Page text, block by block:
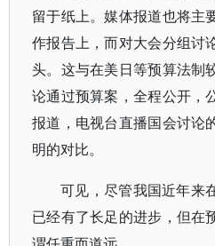
留于纸上。媒体报道也将主
作报告上，而对大会分组讨
头。这与在美日等预算法制
论通过预算案，全程公开，
报道，电视台直播国会讨论
明的对比。
可见，尽管我国近年来
已经有了长足的进步，但在